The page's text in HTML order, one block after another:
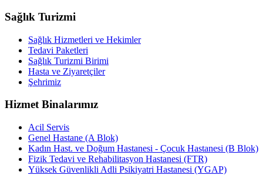
Sağlık Turizmi
Sağlık Hizmetleri ve Hekimler
Tedavi Paketleri
Sağlık Turizmi Birimi
Hasta ve Ziyaretçiler
Şehrimiz
Hizmet Binalarımız
Acil Servis
Genel Hastane (A Blok)
Kadın Hast. ve Doğum Hastanesi - Çocuk Hastanesi (B Blok)
Fizik Tedavi ve Rehabilitasyon Hastanesi (FTR)
Yüksek Güvenlikli Adli Psikiyatri Hastanesi (YGAP)